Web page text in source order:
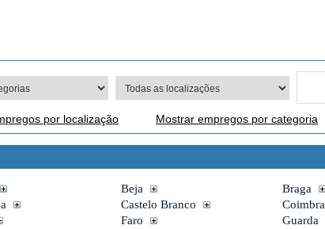
por localização Mostrar empregos por categoria
Beja
Braga
Castelo Branco
Coimbra
Faro
Guarda